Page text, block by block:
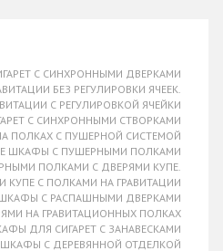
С СИНХРОННЫМИ ДВЕРКАМИ
БЕЗ РЕГУЛИРОВКИ ЯЧЕЕК.
С РЕГУЛИРОВКОЙ ЯЧЕЙКИ
С СИНХРОННЫМИ СТВОРКАМИ
ПОЛКАХ С ПУШЕРНОЙ СИСТЕМОЙ
ШКАФЫ С ПУШЕРНЫМИ ПОЛКАМИ
ПОЛКАМИ С ДВЕРЯМИ КУПЕ.
КУПЕ С ПОЛКАМИ НА ГРАВИТАЦИИ
ШКАФЫ С РАСПАШНЫМИ ДВЕРКАМИ
НА ГРАВИТАЦИОННЫХ ПОЛКАХ
ДЛЯ СИГАРЕТ С ЗАНАВЕСКАМИ
ШКАФЫ С ДЕРЕВЯННОЙ ОТДЕЛКОЙ